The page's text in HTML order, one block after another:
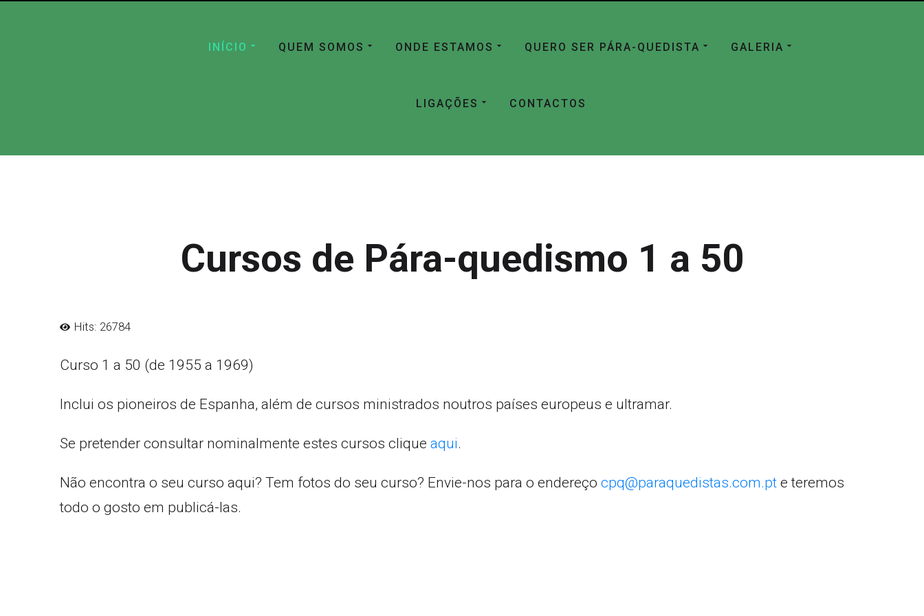
INÍCIO QUEM SOMOS ONDE ESTAMOS QUERO SER PÁRA-QUEDISTA GALERIA
LIGAÇÕES CONTACTOS
Cursos de Pára-quedismo 1 a 50
Hits: 26784
Curso 1 a 50 (de 1955 a 1969)
Inclui os pioneiros de Espanha, além de cursos ministrados noutros países europeus e ultramar.
Se pretender consultar nominalmente estes cursos clique aqui.
Não encontra o seu curso aqui? Tem fotos do seu curso? Envie-nos para o endereço cpq@paraquedistas.com.pt e teremos
todo o gosto em publicá-las.